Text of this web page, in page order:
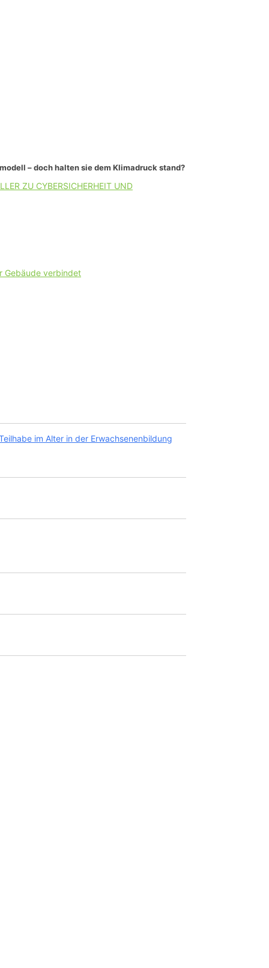
– doch halten sie dem Klimadruck stand?
ZU CYBERSICHERHEIT UND
Gebäude verbindet
im Alter in der Erwachsenenbildung